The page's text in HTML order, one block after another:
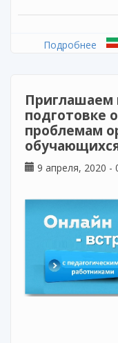
Подробнее о
Приглашаем
подготовке
проблемам
9 апреля, 2020 -